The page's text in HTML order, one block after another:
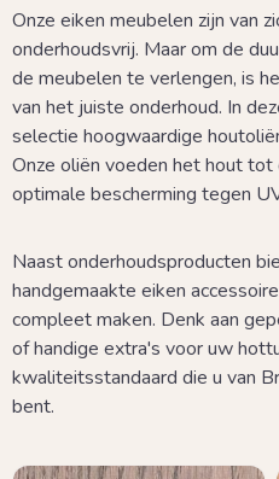
Onze eiken meubelen zijn van
onderhoudsvrij. Maar om de
de meubelen te verlengen, is
van het juiste onderhoud. In
selectie hoogwaardige
Onze oliën voeden het hout
optimale bescherming tegen
Naast onderhoudsproducten
handgemaakte eiken
compleet maken. Denk aan
of handige extra's voor uw
kwaliteitsstandaard die u van
bent.